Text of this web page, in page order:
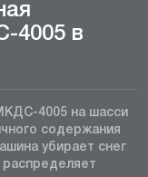
4005 в
4005 на шасси
содержания
убирает снег